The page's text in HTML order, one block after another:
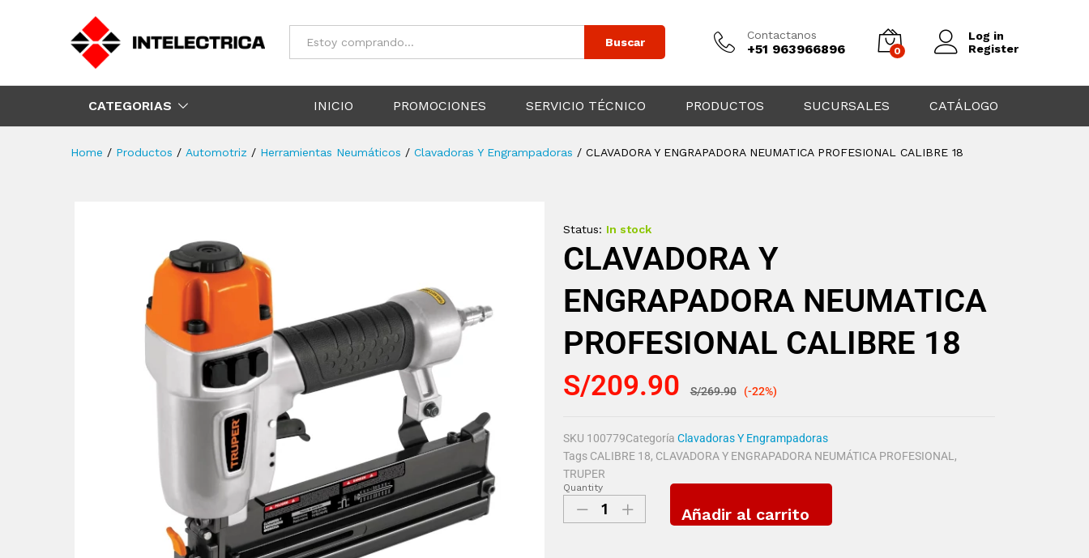
Todos Buscar
Contactanos
+51 963966896 0
Log in
Register
CATEGORIAS INICIO PROMOCIONES SERVICIO TÉCNICO PRODUCTOS SUCURSALES CATÁLOGO
Home / Productos / Automotriz / Herramientas Neumáticos / Clavadoras Y Engrampadoras / CLAVADORA Y ENGRAPADORA NEUMATICA PROFESIONAL CALIBRE 18
Status: In stock
CLAVADORA Y
ENGRAPADORA NEUMATICA
PROFESIONAL CALIBRE 18
S/209.90 S/269.90 (-22%)
SKU 100779Categoría Clavadoras Y Engrampadoras
Tags CALIBRE 18, CLAVADORA Y ENGRAPADORA NEUMÁTICA PROFESIONAL ,
TRUPER
Quantity
Añadir al carrito